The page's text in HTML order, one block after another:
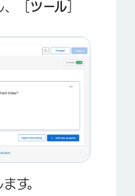
［ ツール
す。